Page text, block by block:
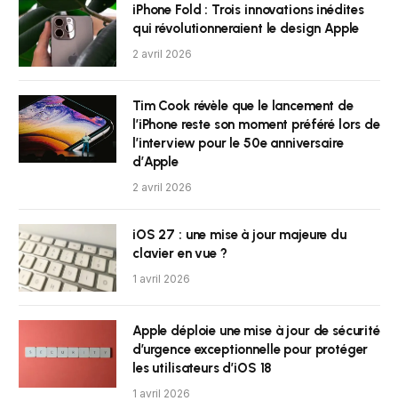
iPhone Fold : Trois innovations inédites
qui révolutionneraient le design Apple
2 avril 2026
Tim Cook révèle que le lancement de
l’iPhone reste son moment préféré lors de
l’interview pour le 50e anniversaire
d’Apple
2 avril 2026
iOS 27 : une mise à jour majeure du
clavier en vue ?
1 avril 2026
Apple déploie une mise à jour de sécurité
d’urgence exceptionnelle pour protéger
les utilisateurs d’iOS 18
1 avril 2026